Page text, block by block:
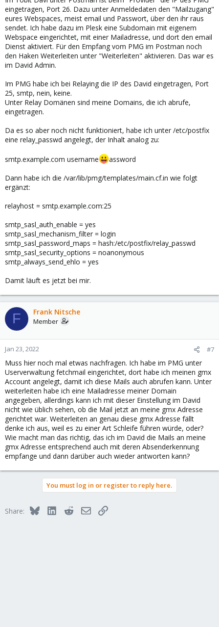
eingetragen, Port 26. Dazu unter Anmeldedaten den "Mailzugang"
eures Webspaces, meist email und Passwort, über den ihr raus
sendet. Ich habe dazu im Plesk eine Subdomain mit eigenem
Webspace eingerichtet, mit einer Mailadresse, und dort den email
Dienst aktiviert. Für den Empfang vom PMG im Postman noch
den Haken Weiterleiten unter "Weiterleiten" aktivieren. Das war es
im David Admin.
Im PMG habe ich bei Relaying die IP des David eingetragen, Port
25, smtp, nein, keine.
Unter Relay Domänen sind meine Domains, die ich abrufe,
eingetragen.
Da es so aber noch nicht funktioniert, habe ich unter /etc/postfix
eine relay_passwd angelegt, der Inhalt analog zu:
smtp.example.com username
assword
Dann habe ich die /var/lib/pmg/templates/main.cf.in wie folgt
ergänzt:
relayhost = smtp.example.com:25
smtp_sasl_auth_enable = yes
smtp_sasl_mechanism_filter = login
smtp_sasl_password_maps = hash:/etc/postfix/relay_passwd
smtp_sasl_security_options = noanonymous
smtp_always_send_ehlo = yes
Damit läuft es jetzt bei mir.
F Frank Nitsche
Member
Jan 23, 2022 #7
Muss hier noch mal etwas nachfragen. Ich habe im PMG unter
Userverwaltung fetchmail eingerichtet, dort habe ich meinen gmx
Account angelegt, damit ich diese Mails auch abrufen kann. Unter
weiterleiten habe ich eine Mailadresse meiner Domain
angegeben, allerdings kann ich mit dieser Einstellung im David
nicht wie üblich sehen, ob die Mail jetzt an meine gmx Adresse
gerichtet war. Weiterleiten an genau diese gmx Adresse fällt
denke ich aus, weil es zu einer Art Schleife führen würde, oder?
Wie macht man das richtig, das ich im David die Mails an meine
gmx Adresse entsprechend auch mit deren Absenderkennung
empfange und dann darüber auch wieder antworten kann?
You must log in or register to reply here.
Share: BlueskyLinkedInRedditEmailLink